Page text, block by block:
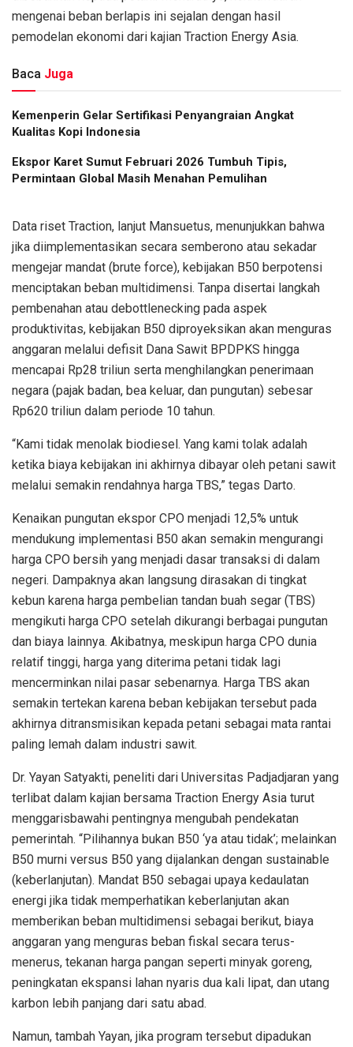
mengenai beban berlapis ini sejalan dengan hasil
pemodelan ekonomi dari kajian Traction Energy Asia.
Baca Juga
Kemenperin Gelar Sertifikasi Penyangraian Angkat
Kualitas Kopi Indonesia
Ekspor Karet Sumut Februari 2026 Tumbuh Tipis,
Permintaan Global Masih Menahan Pemulihan
Data riset Traction, lanjut Mansuetus, menunjukkan bahwa
jika diimplementasikan secara semberono atau sekadar
mengejar mandat (brute force), kebijakan B50 berpotensi
menciptakan beban multidimensi. Tanpa disertai langkah
pembenahan atau debottlenecking pada aspek
produktivitas, kebijakan B50 diproyeksikan akan menguras
anggaran melalui defisit Dana Sawit BPDPKS hingga
mencapai Rp28 triliun serta menghilangkan penerimaan
negara (pajak badan, bea keluar, dan pungutan) sebesar
Rp620 triliun dalam periode 10 tahun.
“Kami tidak menolak biodiesel. Yang kami tolak adalah
ketika biaya kebijakan ini akhirnya dibayar oleh petani sawit
melalui semakin rendahnya harga TBS,” tegas Darto.
Kenaikan pungutan ekspor CPO menjadi 12,5% untuk
mendukung implementasi B50 akan semakin mengurangi
harga CPO bersih yang menjadi dasar transaksi di dalam
negeri. Dampaknya akan langsung dirasakan di tingkat
kebun karena harga pembelian tandan buah segar (TBS)
mengikuti harga CPO setelah dikurangi berbagai pungutan
dan biaya lainnya. Akibatnya, meskipun harga CPO dunia
relatif tinggi, harga yang diterima petani tidak lagi
mencerminkan nilai pasar sebenarnya. Harga TBS akan
semakin tertekan karena beban kebijakan tersebut pada
akhirnya ditransmisikan kepada petani sebagai mata rantai
paling lemah dalam industri sawit.
Dr. Yayan Satyakti, peneliti dari Universitas Padjadjaran yang
terlibat dalam kajian bersama Traction Energy Asia turut
menggarisbawahi pentingnya mengubah pendekatan
pemerintah. “Pilihannya bukan B50 ‘ya atau tidak’; melainkan
B50 murni versus B50 yang dijalankan dengan sustainable
(keberlanjutan). Mandat B50 sebagai upaya kedaulatan
energi jika tidak memperhatikan keberlanjutan akan
memberikan beban multidimensi sebagai berikut, biaya
anggaran yang menguras beban fiskal secara terus-
menerus, tekanan harga pangan seperti minyak goreng,
peningkatan ekspansi lahan nyaris dua kali lipat, dan utang
karbon lebih panjang dari satu abad.
Namun, tambah Yayan, jika program tersebut dipadukan